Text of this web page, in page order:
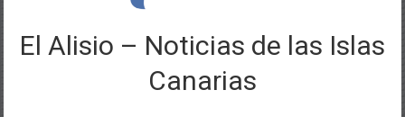
El Alisio – Noticias de las Islas
Canarias